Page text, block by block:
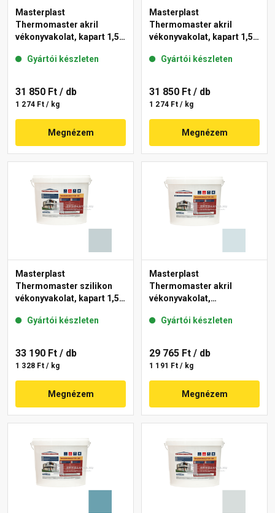
Masterplast
Thermomaster akril
vékonyvakolat, kapart 1,5
Gyártói készleten
31 850 Ft / db
1 274 Ft / kg
Megnézem
Masterplast
Thermomaster akril
vékonyvakolat, kapart 1,5
Gyártói készleten
31 850 Ft / db
1 274 Ft / kg
Megnézem
Masterplast
Thermomaster szilikon
vékonyvakolat, kapart 1,5
Gyártói készleten
33 190 Ft / db
1 328 Ft / kg
Megnézem
Masterplast
Thermomaster akril
vékonyvakolat,
36-F 25 kg
Gyártói készleten
29 765 Ft / db
1 191 Ft / kg
Megnézem